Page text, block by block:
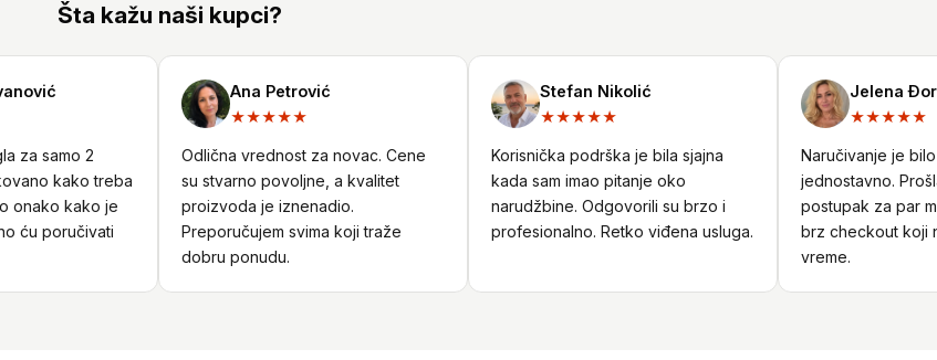
Šta kažu naši kupci?
samo 2
kako treba
kako je
poručivati
Ana Petrović
★★★★★
Odlična vrednost za novac. Cene
su stvarno povoljne, a kvalitet
proizvoda je iznenadio.
Preporučujem svima koji traže
dobru ponudu.
Stefan Nikolić
★★★★★
Korisnička podrška je bila sjajna
kada sam imao pitanje oko
narudžbine. Odgovorili su brzo i
profesionalno. Retko viđena usluga.
Jelena
★★★★★
Naručivanje je bilo
jednostavno. Prošla
postupak za par
brz checkout koji ne
vreme.